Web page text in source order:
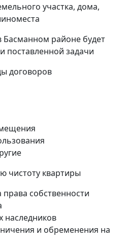
участка, дома,
Басманном районе будет
поставленной задачи
договоров
чистоту квартиры
собственности
наследников
и обременения на